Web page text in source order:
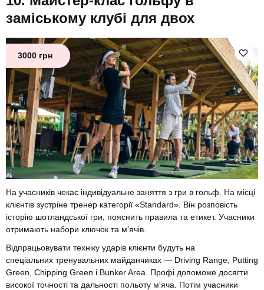
заміському клубі для двох
3000 грн
На учасників чекає індивідуальне заняття з гри в гольф. На місці
клієнтів зустріне тренер категорії «Standard». Він розповість
історію шотландської гри, пояснить правила та етикет. Учасники
отримають набори ключок та м'ячів.
Відпрацьовувати техніку ударів клієнти будуть на
спеціальних тренувальних майданчиках — Driving Range, Putting
Green, Chipping Green і Bunker Area. Профі допоможе досягти
високої точності та дальності польоту м'яча. Потім учасники